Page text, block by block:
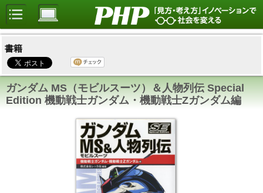
書籍
ガンダム MS（モビルスーツ）＆人物列伝 Special
Edition 機動戦士ガンダム・機動戦士Zガンダム編